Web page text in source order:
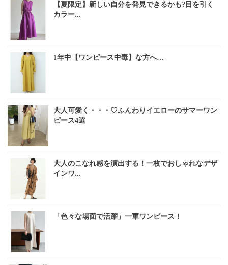
【夏限定】新しい自分を発見できるかも?目を引く
カラー...
1年中【ワンピース中毒】な方へ…
大人可愛く・・・♡ふんわりイエローのサマーワン
ピース4選
大人のこなれ感を演出する！一枚でおしゃれなデザ
インワ...
「色々な場面で活躍」一軍ワンピース！